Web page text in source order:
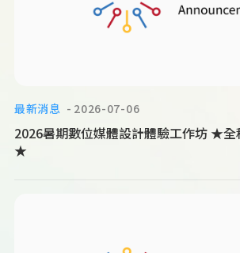
最新消息 2026-07-06
2026暑期數位媒體設計體驗工作坊 ★全
★